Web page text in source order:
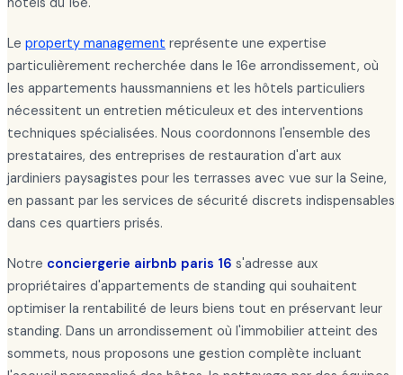
Le property management représente une expertise
particulièrement recherchée dans le 16e arrondissement, où
les appartements haussmanniens et les hôtels particuliers
nécessitent un entretien méticuleux et des interventions
techniques spécialisées. Nous coordonnons l'ensemble des
prestataires, des entreprises de restauration d'art aux
jardiniers paysagistes pour les terrasses avec vue sur la Seine,
en passant par les services de sécurité discrets indispensables
dans ces quartiers prisés.
Notre conciergerie airbnb paris 16 s'adresse aux
propriétaires d'appartements de standing qui souhaitent
optimiser la rentabilité de leurs biens tout en préservant leur
standing. Dans un arrondissement où l'immobilier atteint des
sommets, nous proposons une gestion complète incluant